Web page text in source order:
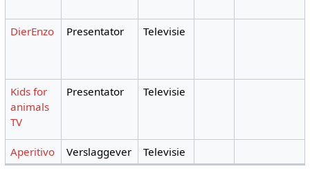
DierEnzo Presentator Televisie
Kids for
animals
TV
Presentator Televisie
Aperitivo Verslaggever Televisie